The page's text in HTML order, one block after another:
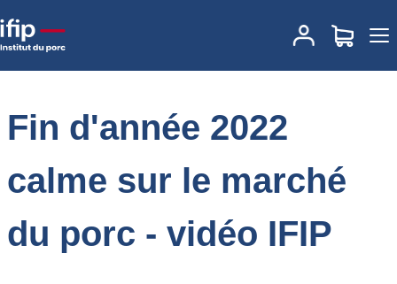
Accueil
Fin d'année 2022 calme sur le marché du
porc - vidéo IFIP
Fin d'année 2022
calme sur le marché
du porc - vidéo IFIP